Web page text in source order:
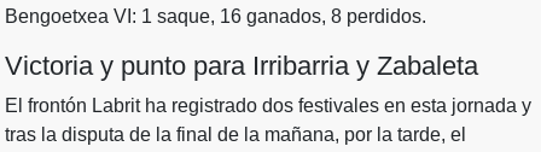
Bengoetxea VI: 1 saque, 16 ganados, 8 perdidos.
Victoria y punto para Irribarria y Zabaleta
El frontón Labrit ha registrado dos festivales en esta jornada y
tras la disputa de la final de la mañana, por la tarde, el